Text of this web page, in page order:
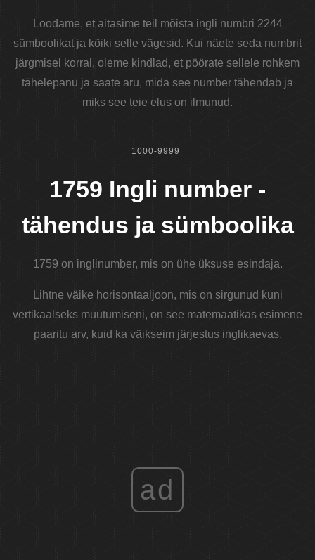
Loodame, et aitasime teil mõista ingli numbri 2244
sümboolikat ja kõiki selle vägesid. Kui näete seda numbrit
järgmisel korral, oleme kindlad, et pöörate sellele rohkem
tähelepanu ja saate aru, mida see number tähendab ja
miks see teie elus on ilmunud.
1000-9999
1759 Ingli number -
tähendus ja sümboolika
1759 on inglinumber, mis on ühe üksuse esindaja.
Lihtne väike horisontaaljoon, mis on sirgunud kuni
vertikaalseks muutumiseni, on see matemaatikas esimene
paaritu arv, kuid ka väikseim järjestus inglikaevas.
ad